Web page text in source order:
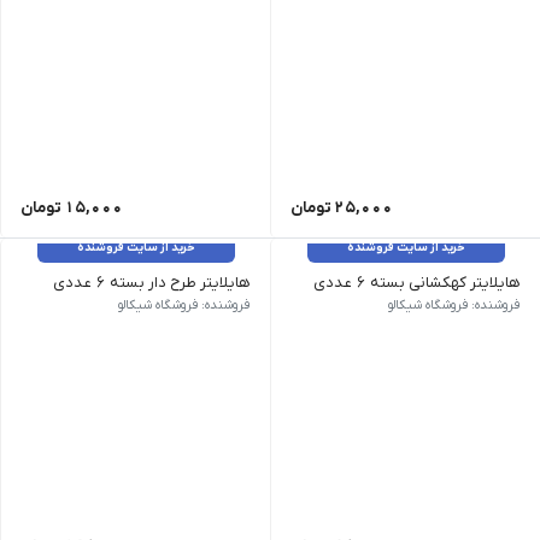
25,000 تومان 15,000 تومان
خرید از سایت فروشنده
هایلایتر کهکشانی بسته 6 عددی
فروشنده: فروشگاه شیکالو
خرید از سایت فروشنده
هایلایتر طرح دار بسته 6 عددی
فروشنده: فروشگاه شیکالو